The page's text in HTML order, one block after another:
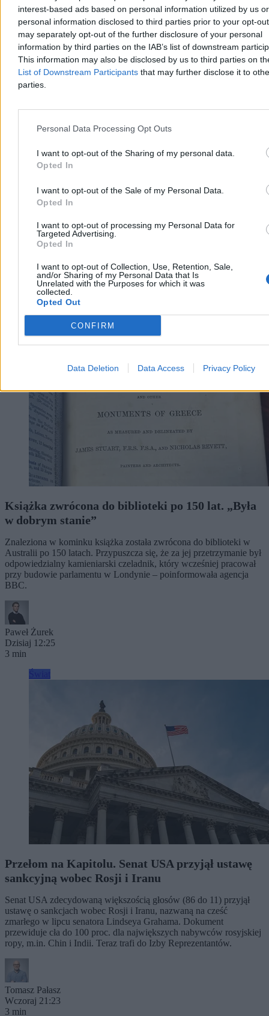
interest-based ads based on personal information utilized by us or
personal information disclosed to third parties prior to your opt-
may separately opt-out of the further disclosure of your personal
information by third parties on the IAB’s list of downstream
This information may also be disclosed by us to third parties on
List of Downstream Participants that may further disclose it to
parties.
Personal Data Processing Opt Outs
I want to opt-out of the Sharing of my personal data.
Opted In
I want to opt-out of the Sale of my Personal Data.
Opted In
I want to opt-out of processing my Personal Data for
Targeted Advertising.
Opted In
I want to opt-out of Collection, Use, Retention, Sale,
and/or Sharing of my Personal Data that Is
Unrelated with the Purposes for which it was
collected.
Opted Out
CONFIRM
Data Deletion Data Access Privacy Policy
FC Barcelona nie ukrywała, że to Julian Alvarez ma być następcą
Roberta Lewandowskiego. Polak odszedł z Katalonii przed dwoma
miesiącami, a nowego napastnika dalej nie ma w klubie. I, jak
informują media, jeszcze przed kilka tygodni nie będzie. – Nie
pozwolimy Julianowi opuścić klubu – zapowiedział trener Atletico
Diego Simeone.
Dzisiaj 14:01
Reklama
Świat
Książka zwrócona do biblioteki po 150 lat. „Była
w dobrym stanie”
Znaleziona w kominku książka została zwrócona do biblioteki w
Australii po 150 latach. Przypuszcza się, że za jej przetrzymanie był
odpowiedzialny kamieniarski czeladnik, który wcześniej pracował
przy budowie parlamentu w Londynie – poinformowała agencja
BBC.
Paweł Żurek
Dzisiaj 12:25
3 min
Przełom na Kapitolu. Senat USA przyjął ustawę
sankcyjną wobec Rosji i Iranu
Senat USA zdecydowaną większością głosów (86 do 11) przyjął
ustawę o sankcjach wobec Rosji i Iranu, nazwaną na cześć
zmarłego w lipcu senatora Lindseya Grahama. Dokument
przewiduje cła do 100 proc. dla największych nabywców rosyjskiej
ropy, m.in. Chin i Indii. Teraz trafi do Izby Reprezentantów.
Tomasz Pałasz
Wczoraj 21:23
3 min